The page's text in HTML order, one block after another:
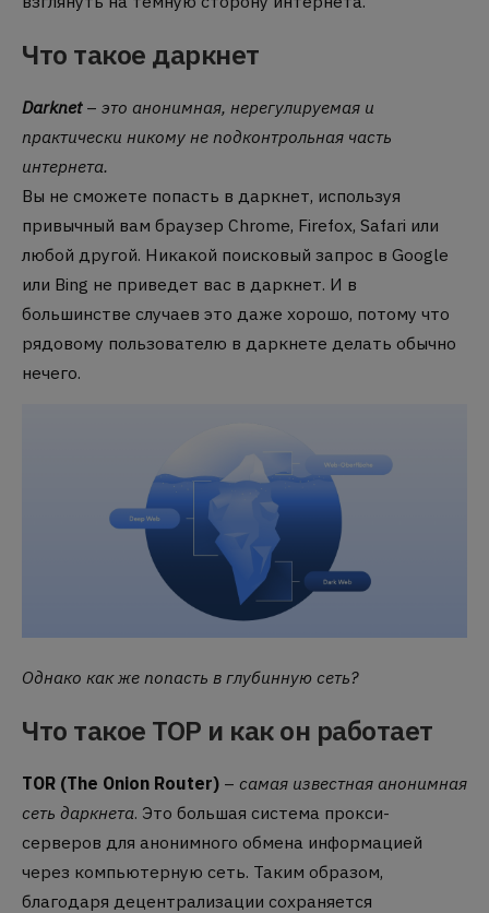
Что такое даркнет
Darknet– это анонимная, нерегулируемая и
практически никому не подконтрольная часть
интернета.
Вы не сможете попасть в даркнет, используя
привычный вам браузер Chrome, Firefox, Safari или
любой другой. Никакой поисковый запрос в Google
или Bing не приведет вас в даркнет. И в
большинстве случаев это даже хорошо, потому что
рядовому пользователю в даркнете делать обычно
нечего.
Однако как же попасть в глубинную сеть?
Что такое ТОР и как он работает
TOR (The Onion Router) – самая известная анонимная
сеть даркнета. Это большая система прокси-
серверов для анонимного обмена информацией
через компьютерную сеть. Таким образом,
благодаря децентрализации сохраняется